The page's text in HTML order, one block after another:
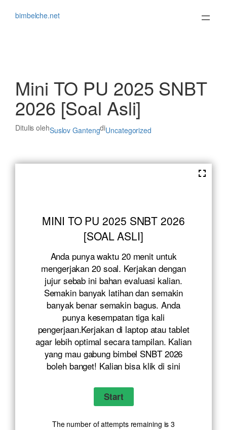
bimbelche.net
Mini TO PU 2025 SNBT
2026 [Soal Asli]
Ditulis olehSuslov GantengdiUncategorized
MINI TO PU 2025 SNBT 2026
[SOAL ASLI]
Anda punya waktu 20 menit untuk
mengerjakan 20 soal. Kerjakan dengan
jujur sebab ini bahan evaluasi kalian.
Semakin banyak latihan dan semakin
banyak benar semakin bagus. Anda
punya kesempatan tiga kali
pengerjaan.Kerjakan di laptop atau tablet
agar lebih optimal secara tampilan. Kalian
yang mau gabung bimbel SNBT 2026
boleh banget! Kalian bisa klikdi sini
The number of attempts remaining is 3